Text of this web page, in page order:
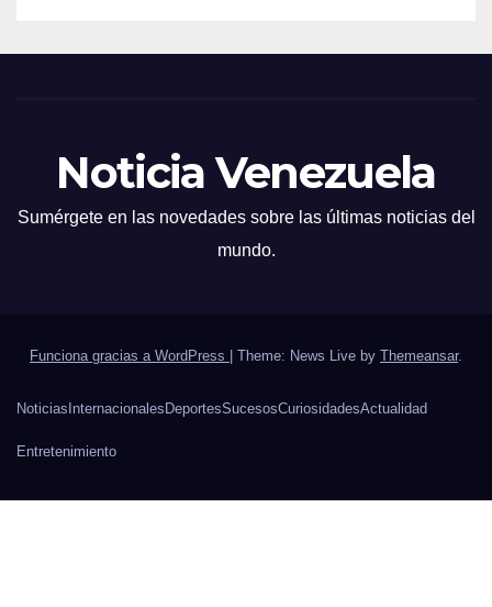
Noticia Venezuela
Sumérgete en las novedades sobre las últimas noticias del
mundo.
Funciona gracias a WordPress | Theme: News Live by Themeansar.
Noticias Internacionales DeportesSucesosCuriosidadesActualidad
Entretenimiento